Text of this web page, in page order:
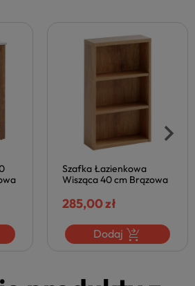
Szafka Łazienkowa
Wisząca 40 cm Brązowa
COMAD
285,00 zł
Dodaj